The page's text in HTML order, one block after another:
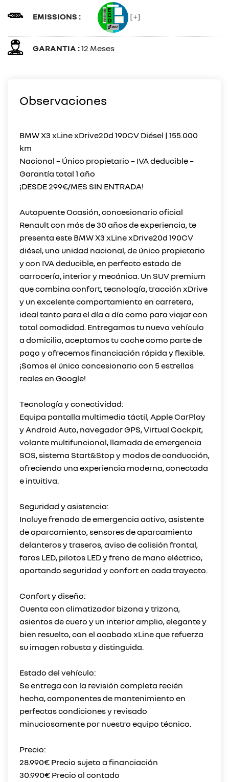
EMISSIONS : [+]
GARANTIA :12 Meses
Observaciones
BMW X3 xLine xDrive20d 190CV Diésel | 155.000
km
Nacional – Único propietario – IVA deducible –
Garantía total 1 año
¡DESDE 299€/MES SIN ENTRADA!
Autopuente Ocasión, concesionario oficial
Renault con más de 30 años de experiencia, te
presenta este BMW X3 xLine xDrive20d 190CV
diésel, una unidad nacional, de único propietario
y con IVA deducible, en perfecto estado de
carrocería, interior y mecánica. Un SUV premium
que combina confort, tecnología, tracción xDrive
y un excelente comportamiento en carretera,
ideal tanto para el día a día como para viajar con
total comodidad. Entregamos tu nuevo vehículo
a domicilio, aceptamos tu coche como parte de
pago y ofrecemos financiación rápida y flexible.
¡Somos el único concesionario con 5 estrellas
reales en Google!
Tecnología y conectividad:
Equipa pantalla multimedia táctil, Apple CarPlay
y Android Auto, navegador GPS, Virtual Cockpit,
volante multifuncional, llamada de emergencia
SOS, sistema Start&Stop y modos de conducción,
ofreciendo una experiencia moderna, conectada
e intuitiva.
Seguridad y asistencia:
Incluye frenado de emergencia activo, asistente
de aparcamiento, sensores de aparcamiento
delanteros y traseros, aviso de colisión frontal,
faros LED, pilotos LED y freno de mano eléctrico,
aportando seguridad y confort en cada trayecto.
Confort y diseño:
Cuenta con climatizador bizona y trizona,
asientos de cuero y un interior amplio, elegante y
bien resuelto, con el acabado xLine que refuerza
su imagen robusta y distinguida.
Estado del vehículo:
Se entrega con la revisión completa recién
hecha, componentes de mantenimiento en
perfectas condiciones y revisado
minuciosamente por nuestro equipo técnico.
Precio:
28.990€ Precio sujeto a financiación
30.990€ Precio al contado